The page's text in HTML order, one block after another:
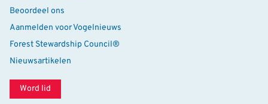
Beoordeel ons
Aanmelden voor Vogelnieuws
Forest Stewardship Council®
Nieuwsartikelen
Word lid